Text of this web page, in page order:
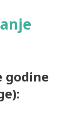
godine